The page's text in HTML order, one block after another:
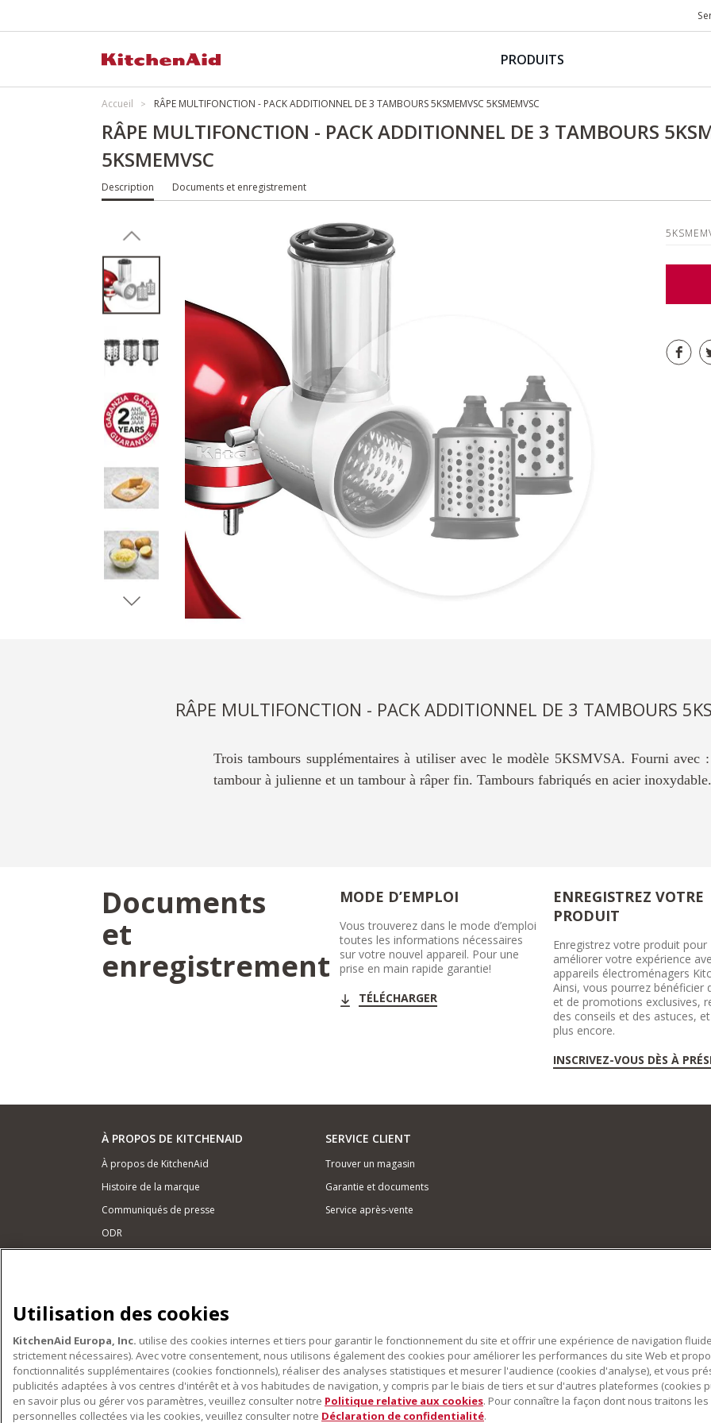
PRODUITS
Accueil RÂPE MULTIFONCTION - PACK ADDITIONNEL DE 3 TAMBOURS 5KSMEMVSC 5KSMEMVSC
RÂPE MULTIFONCTION - PACK ADDITIONNEL DE 3 TAMBOURS
5KSMEMVSC
Description Documents et enregistrement
RÂPE MULTIFONCTION - PACK ADDITIONNEL DE 3 TAMBOURS
Trois tambours supplémentaires à utiliser avec le modèle 5KSMVSA. Fourni avec
tambour à julienne et un tambour à râper fin. Tambours fabriqués en acier inoxydable.
Documents
et
enregistrement
MODE D’EMPLOI
Vous trouverez dans le mode d’emploi
toutes les informations nécessaires
sur votre nouvel appareil. Pour une
prise en main rapide garantie!
TÉLÉCHARGER
ENREGISTREZ VOTRE
PRODUIT
Enregistrez votre produit pour
améliorer votre expérience
appareils électroménagers
Ainsi, vous pourrez bénéficier
et de promotions exclusives,
des conseils et des astuces,
plus encore.
INSCRIVEZ-VOUS DÈS À
À PROPOS DE KITCHENAID
À propos de KitchenAid
Histoire de la marque
Communiqués de presse
ODR
Matériel de cuisine
Accessoires
SERVICE CLIENT
Trouver un magasin
Garantie et documents
Service après-vente
Utilisation des cookies
KitchenAid Europa, Inc. utilise des cookies internes et tiers pour garantir le fonctionnement du site et offrir une expérience de navigation
strictement nécessaires). Avec votre consentement, nous utilisons également des cookies pour améliorer les performances du site Web et
fonctionnalités supplémentaires (cookies fonctionnels), réaliser des analyses statistiques et mesurer l'audience (cookies d'analyse), et vous
publicités adaptées à vos centres d'intérêt et à vos habitudes de navigation, y compris par le biais de tiers et sur d'autres plateformes (cookies
en savoir plus ou gérer vos paramètres, veuillez consulter notre Politique relative aux cookies. Pour connaître la façon dont nous traitons
personnelles collectées via les cookies, veuillez consulter notre Déclaration de confidentialité.